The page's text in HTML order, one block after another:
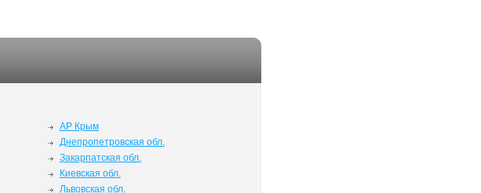
АР Крым
Днепропетровская обл.
Закарпатская обл.
Киевская обл.
Львовская обл.